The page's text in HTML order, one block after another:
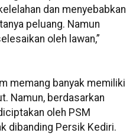
dan menyebabkan
peluang. Namun
oleh lawan,”
memang banyak memiliki
Namun, berdasarkan
oleh PSM
dibanding Persik Kediri.